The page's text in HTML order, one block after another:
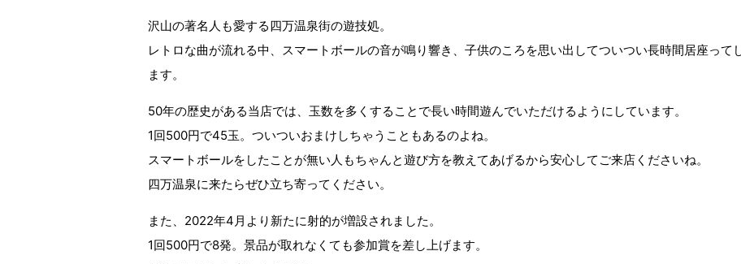
沢山の著名人も愛する四万温泉街の遊技処。
レトロな曲が流れる中、スマートボールの音が鳴り響き、子供のころを思い出してついつい長時間居座って
ます。
50年の歴史がある当店では、玉数を多くすることで長い時間遊んでいただけるようにしています。
1回500円で45玉。ついついおまけしちゃうこともあるのよね。
スマートボールをしたことが無い人もちゃんと遊び方を教えてあげるから安心してご来店くださいね。
四万温泉に来たらぜひ立ち寄ってください。
また、2022年4月より新たに射的が増設されました。
1回500円で8発。景品が取れなくても参加賞を差し上げます。